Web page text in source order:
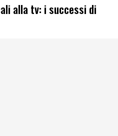
alla tv: i successi di